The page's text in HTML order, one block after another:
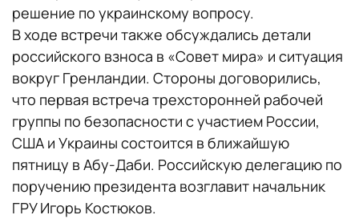
решение по украинскому вопросу.
В ходе встречи также обсуждались детали
российского взноса в «Совет мира» и ситуация
вокруг Гренландии. Стороны договорились,
что первая встреча трехсторонней рабочей
группы по безопасности с участием России,
США и Украины состоится в ближайшую
пятницу в Абу-Даби. Российскую делегацию по
поручению президента возглавит начальник
ГРУ Игорь Костюков.